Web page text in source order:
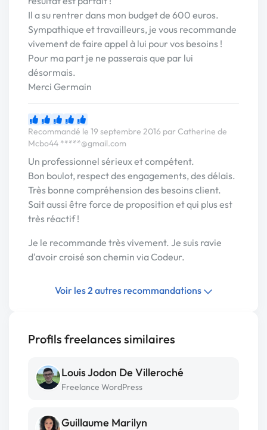
Il a su rentrer dans mon budget de 600 euros.
Sympathique et travailleurs, je vous recommande
vivement de faire appel à lui pour vos besoins !
Pour ma part je ne passerais que par lui
désormais.
Merci Germain
Recommandé le 19 septembre 2016 par Catherine de
Mcbo44 *****@gmail.com
Un professionnel sérieux et compétent.
Bon boulot, respect des engagements, des délais.
Très bonne compréhension des besoins client.
Sait aussi être force de proposition et qui plus est
très réactif !
Je le recommande très vivement. Je suis ravie
d'avoir croisé son chemin via Codeur.
Voir les 2 autres recommandations
Profils freelances similaires
Louis Jodon De Villeroché
Freelance WordPress
Guillaume Marilyn